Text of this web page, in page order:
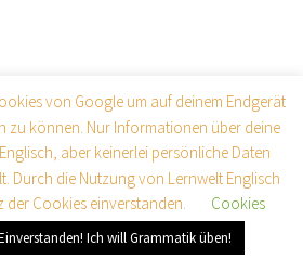
von Google um auf deinem Endgerät
zu können. Nur Informationen über deine
aber keinerlei persönliche Daten
Durch die Nutzung von Lernwelt Englisch
der Cookies einverstanden.
Cookies
Ich will Grammatik üben!